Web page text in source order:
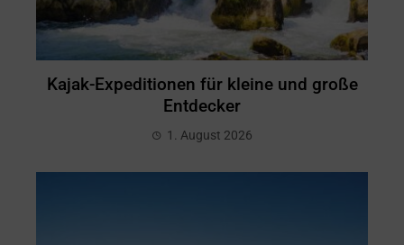
Kajak-Expeditionen für kleine und große
Entdecker
1. August 2026